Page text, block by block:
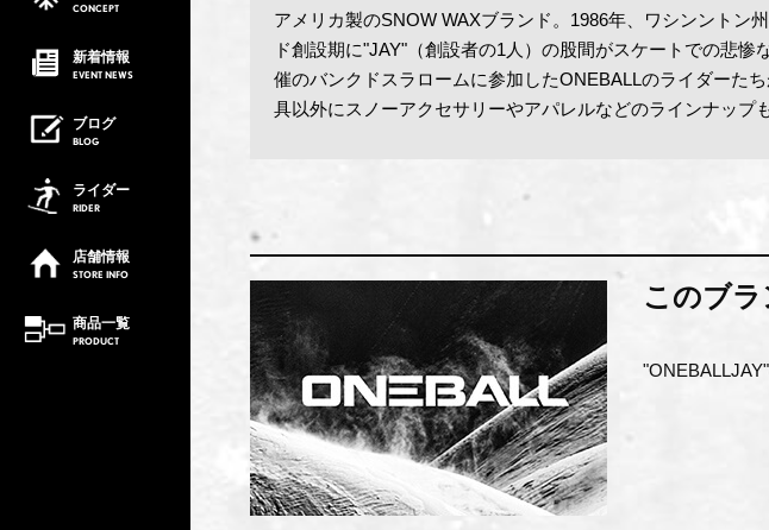
CONCEPT
新着情報
EVENT NEWS
ブログ
BLOG
ライダー
RIDER
店舗情報
STORE INFO
商品一覧
PRODUCT
アメリカ製のSNOW WAXブランド。1986年、ワシンントン
ド創設期に"JAY"（創設者の1人）の股間がスケートでの悲
催のバンクドスラロームに参加したONEBALLのライダーた
具以外にスノーアクセサリーやアパレルなどのラインナップ
このブ